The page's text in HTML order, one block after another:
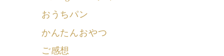
おうちパン
かんたんおやつ
ご感想